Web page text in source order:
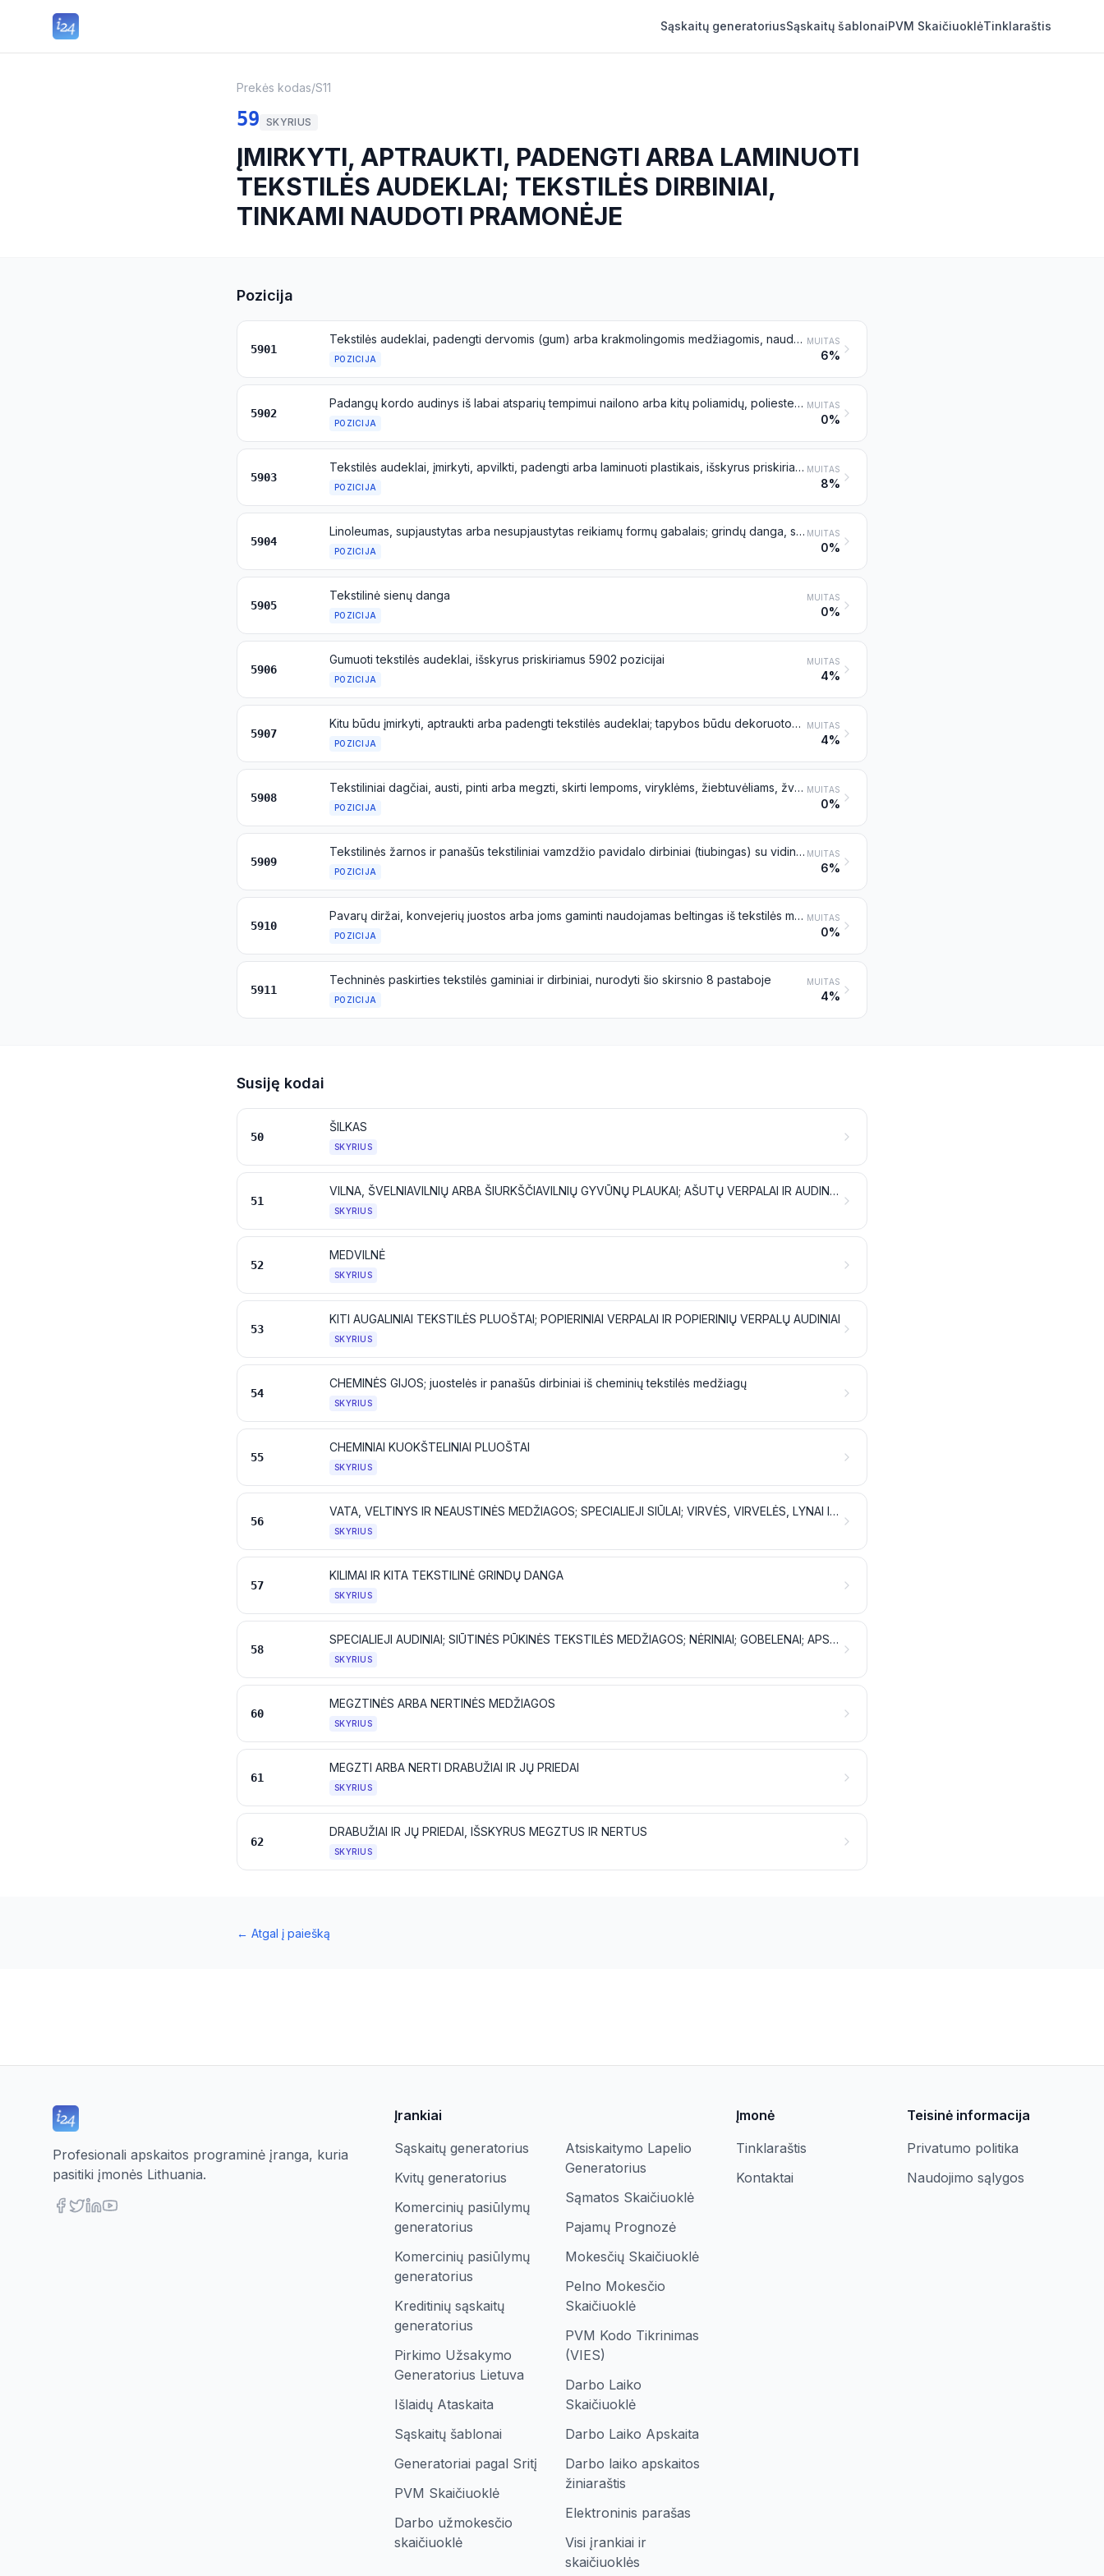
Sąskaitų generatoriusSąskaitų šablonaiPVM SkaičiuoklėTinklaraštis
Prekės kodas/S11
59 SKYRIUS
ĮMIRKYTI, APTRAUKTI, PADENGTI ARBA LAMINUOTI
TEKSTILĖS AUDEKLAI; TEKSTILĖS DIRBINIAI,
TINKAMI NAUDOTI PRAMONĖJE
Pozicija
5901
Tekstilės audeklai, padengti dervomis (gum) arba krakmolingomis medžiagomis, naudojami knygoms įrišti arba turintys panašią paskirtį; techninė audinio kalkė; paruoštos tapybai gruntuotos drobės; klijuotės, kolenkorai ir panašūs sustandinti tekstilės audeklai, naudojami skrybėlių pagrindams
POZICIJA
MUITAS
6%
5902
Padangų kordo audinys iš labai atsparių tempimui nailono arba kitų poliamidų, poliesterių arba viskozės siūlų
POZICIJA
MUITAS
0%
5903
Tekstilės audeklai, įmirkyti, apvilkti, padengti arba laminuoti plastikais, išskyrus priskiriamus 5902 pozicijai
POZICIJA
MUITAS
8%
5904
Linoleumas, supjaustytas arba nesupjaustytas reikiamų formų gabalais; grindų danga, sudaryta iš apvalkalo arba iš dangos, pritvirtintos prie tekstilinio pagrindo, supjaustytos arba nesupjaustytos reikiamų formų gabalais
POZICIJA
MUITAS
0%
5905
Tekstilinė sienų danga
POZICIJA
MUITAS
0%
5906
Gumuoti tekstilės audeklai, išskyrus priskiriamus 5902 pozicijai
POZICIJA
MUITAS
4%
5907
Kitu būdu įmirkyti, aptraukti arba padengti tekstilės audeklai; tapybos būdu dekoruotos drobės, naudojamos kaip teatro dekoracijos, studijų fonai arba panašūs gaminiai
POZICIJA
MUITAS
4%
5908
Tekstiliniai dagčiai, austi, pinti arba megzti, skirti lempoms, viryklėms, žiebtuvėliams, žvakėms arba panašiems dirbiniams; dujų degiklių kaitinimo tinkleliai ir apskritai megztos medžiagos dujų degiklių kaitinimo tinkleliams, įmirkytos arba neįmirkytos
POZICIJA
MUITAS
0%
5909
Tekstilinės žarnos ir panašūs tekstiliniai vamzdžio pavidalo dirbiniai (tiubingas) su vidiniu sluoksniu ar be jo, armuoti ar nearmuoti arba su kitų medžiagų priedais ar be jų
POZICIJA
MUITAS
6%
5910
Pavarų diržai, konvejerių juostos arba joms gaminti naudojamas beltingas iš tekstilės medžiagų, įmirkytų arba neįmirkytų, aptrauktų arba neaptrauktų, padengtų arba nepadengtų, laminuotų arba nelaminuotų plastikais, arba sutvirtintų arba nesutvirtintų metalu ar kitomis medžiagomis
POZICIJA
MUITAS
0%
5911
Techninės paskirties tekstilės gaminiai ir dirbiniai, nurodyti šio skirsnio 8 pastaboje
POZICIJA
MUITAS
4%
Susiję kodai
50
ŠILKAS
SKYRIUS
51
VILNA, ŠVELNIAVILNIŲ ARBA ŠIURKŠČIAVILNIŲ GYVŪNŲ PLAUKAI; AŠUTŲ VERPALAI IR AUDINIAI
SKYRIUS
52
MEDVILNĖ
SKYRIUS
53
KITI AUGALINIAI TEKSTILĖS PLUOŠTAI; POPIERINIAI VERPALAI IR POPIERINIŲ VERPALŲ AUDINIAI
SKYRIUS
54
CHEMINĖS GIJOS; juostelės ir panašūs dirbiniai iš cheminių tekstilės medžiagų
SKYRIUS
55
CHEMINIAI KUOKŠTELINIAI PLUOŠTAI
SKYRIUS
56
VATA, VELTINYS IR NEAUSTINĖS MEDŽIAGOS; SPECIALIEJI SIŪLAI; VIRVĖS, VIRVELĖS, LYNAI IR TROSAI BEI JŲ DIRBINIAI
SKYRIUS
57
KILIMAI IR KITA TEKSTILINĖ GRINDŲ DANGA
SKYRIUS
58
SPECIALIEJI AUDINIAI; SIŪTINĖS PŪKINĖS TEKSTILĖS MEDŽIAGOS; NĖRINIAI; GOBELENAI; APSIUVAI; SIUVINĖJIMAI
SKYRIUS
60
MEGZTINĖS ARBA NERTINĖS MEDŽIAGOS
SKYRIUS
61
MEGZTI ARBA NERTI DRABUŽIAI IR JŲ PRIEDAI
SKYRIUS
62
DRABUŽIAI IR JŲ PRIEDAI, IŠSKYRUS MEGZTUS IR NERTUS
SKYRIUS
← Atgal į paiešką
Profesionali apskaitos programinė įranga, kuria
pasitiki įmonės Lithuania.
Įrankiai
Sąskaitų generatorius
Kvitų generatorius
Komercinių pasiūlymų
generatorius
Komercinių pasiūlymų
generatorius
Kreditinių sąskaitų
generatorius
Pirkimo Užsakymo
Generatorius Lietuva
Išlaidų Ataskaita
Sąskaitų šablonai
Generatoriai pagal Sritį
PVM Skaičiuoklė
Darbo užmokesčio
skaičiuoklė
Atsiskaitymo Lapelio
Generatorius
Sąmatos Skaičiuoklė
Pajamų Prognozė
Mokesčių Skaičiuoklė
Pelno Mokesčio
Skaičiuoklė
PVM Kodo Tikrinimas
(VIES)
Darbo Laiko
Skaičiuoklė
Darbo Laiko Apskaita
Darbo laiko apskaitos
žiniaraštis
Elektroninis parašas
Visi įrankiai ir
skaičiuoklės
Įmonė
Tinklaraštis
Kontaktai
Teisinė informacija
Privatumo politika
Naudojimo sąlygos